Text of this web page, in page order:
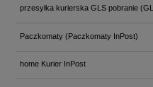
przesyłka kurierska GLS pobranie
Paczkomaty(Paczkomaty InPost)
home Kurier InPost